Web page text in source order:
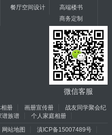
餐厅空间设计
高端楼书
商务定制
微信客服
册 画册宣传册
战友同学聚会纪
谱族谱
个人家庭相册
网站地图
滇ICP备15007489号